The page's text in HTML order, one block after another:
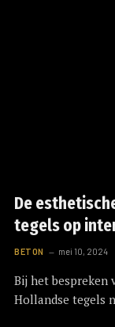
De
tegels op
BETON mei 10, 2024
Bij het bespreken
Hollandse tegels